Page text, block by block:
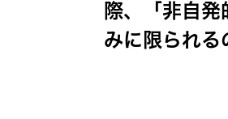
際、「非自
みに限られる